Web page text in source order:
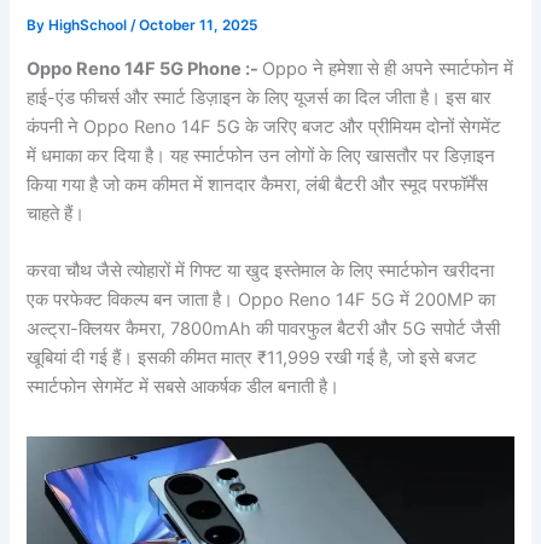
By HighSchool/October 11, 2025
Oppo Reno 14F 5G Phone :- Oppo ने हमेशा से ही अपने स्मार्टफोन में
हाई-एंड फीचर्स और स्मार्ट डिज़ाइन के लिए यूजर्स का दिल जीता है। इस बार
कंपनी ने Oppo Reno 14F 5G के जरिए बजट और प्रीमियम दोनों सेगमेंट
में धमाका कर दिया है। यह स्मार्टफोन उन लोगों के लिए खासतौर पर डिज़ाइन
किया गया है जो कम कीमत में शानदार कैमरा, लंबी बैटरी और स्मूद परफॉर्मेंस
चाहते हैं।
करवा चौथ जैसे त्योहारों में गिफ्ट या खुद इस्तेमाल के लिए स्मार्टफोन खरीदना
एक परफेक्ट विकल्प बन जाता है। Oppo Reno 14F 5G में 200MP का
अल्ट्रा-क्लियर कैमरा, 7800mAh की पावरफुल बैटरी और 5G सपोर्ट जैसी
खूबियां दी गई हैं। इसकी कीमत मात्र ₹11,999 रखी गई है, जो इसे बजट
स्मार्टफोन सेगमेंट में सबसे आकर्षक डील बनाती है।